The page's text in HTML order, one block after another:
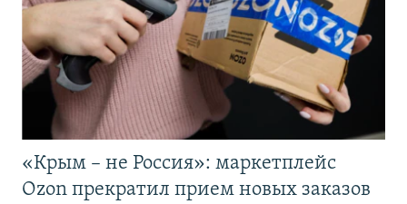
«Крым – не Россия»: маркетплейс
Ozon прекратил прием новых заказов